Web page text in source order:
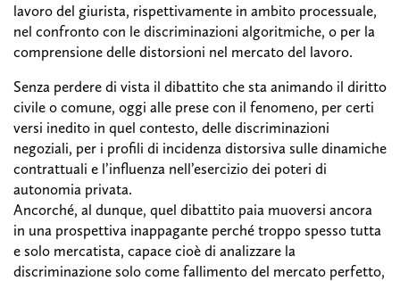
lavoro del giurista, rispettivamente in ambito processuale,
nel confronto con le discriminazioni algoritmiche, o per la
comprensione delle distorsioni nel mercato del lavoro.
Senza perdere di vista il dibattito che sta animando il diritto
civile o comune, oggi alle prese con il fenomeno, per certi
versi inedito in quel contesto, delle discriminazioni
negoziali, per i profili di incidenza distorsiva sulle dinamiche
contrattuali e l’influenza nell’esercizio dei poteri di
autonomia privata.
Ancorché, al dunque, quel dibattito paia muoversi ancora
in una prospettiva inappagante perché troppo spesso tutta
e solo mercatista, capace cioè di analizzare la
discriminazione solo come fallimento del mercato perfetto,